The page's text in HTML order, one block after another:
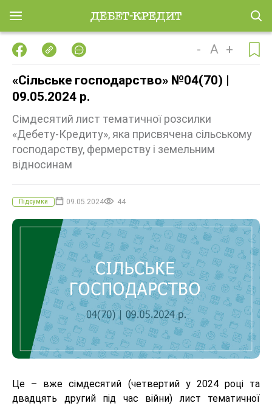
- A +
«Сільське господарство» №04(70) |
09.05.2024 р.
Сімдесятий лист тематичної розсилки
«Дебету-Кредиту», яка присвячена сільському
господарству, фермерству і земельним
відносинам
Підсумки 09.05.2024 44
Це – вже сімдесятий (четвертий у 2024 році та
двадцять другий під час війни) лист тематичної